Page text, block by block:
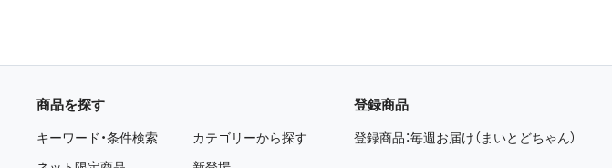
商品を探す
キーワード・条件検索
カテゴリーから探す
登録商品
登録商品：毎週お届け（まいとどちゃん）